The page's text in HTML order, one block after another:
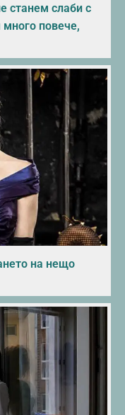
станем слаби с
много повече,
на нещо